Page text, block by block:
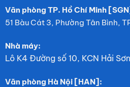
Văn phòng TP. Hồ Chí Minh
51 Bàu Cát 3, Phường Tân Bình,
Nhà máy:
Lô K4 Đường số 10, KCN Hải
Văn phòng Hà Nội [HAN]: